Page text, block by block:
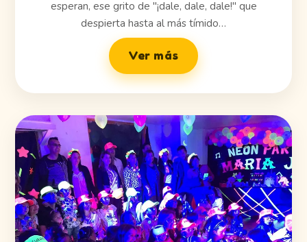
esperan, ese grito de "¡dale, dale, dale!" que
despierta hasta al más tímido…
Ver más